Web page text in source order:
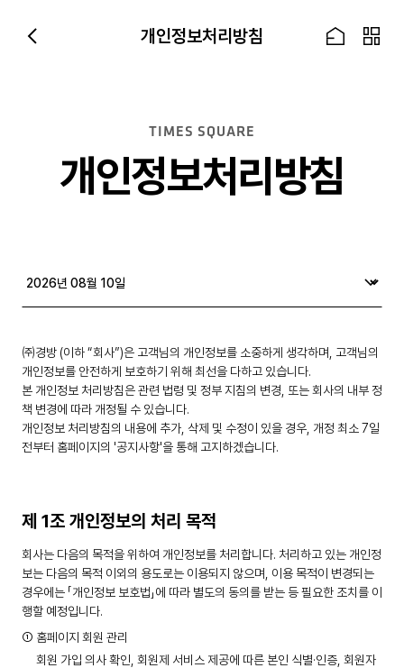
개인정보처리방침
TIMES SQUARE
개인정보처리방침
㈜경방 (이하 “회사”)은 고객님의 개인정보를 소중하게 생각하며, 고객님의
개인정보를 안전하게 보호하기 위해 최선을 다하고 있습니다.
본 개인정보 처리방침은 관련 법령 및 정부 지침의 변경, 또는 회사의 내부 정
책 변경에 따라 개정될 수 있습니다.
개인정보 처리방침의 내용에 추가, 삭제 및 수정이 있을 경우, 개정 최소 7일
전부터 홈페이지의 '공지사항'을 통해 고지하겠습니다.
제 1조 개인정보의 처리 목적
회사는 다음의 목적을 위하여 개인정보를 처리합니다. 처리하고 있는 개인정
보는 다음의 목적 이외의 용도로는 이용되지 않으며, 이용 목적이 변경되는
경우에는 「개인정보 보호법」에 따라 별도의 동의를 받는 등 필요한 조치를 이
행할 예정입니다.
① 홈페이지 회원 관리
회원 가입 의사 확인, 회원제 서비스 제공에 따른 본인 식별·인증, 회원자